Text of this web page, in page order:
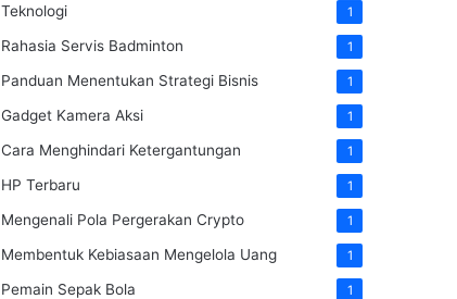
Teknologi 1
Rahasia Servis Badminton 1
Panduan Menentukan Strategi Bisnis 1
Gadget Kamera Aksi 1
Cara Menghindari Ketergantungan 1
HP Terbaru 1
Mengenali Pola Pergerakan Crypto 1
Membentuk Kebiasaan Mengelola Uang 1
Pemain Sepak Bola 1